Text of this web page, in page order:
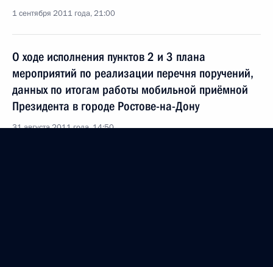
1 сентября 2011 года, 21:00
О ходе исполнения пунктов 2 и 3 плана
мероприятий по реализации перечня поручений,
данных по итогам работы мобильной приёмной
Президента в городе Ростове-на-Дону
31 августа 2011 года, 14:50